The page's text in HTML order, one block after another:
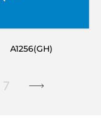
A1256(GH)
7